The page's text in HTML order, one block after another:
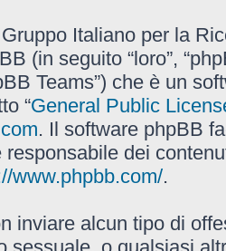
Italiano per la
(in seguito “loro”,
Teams”) che è un
“General Public
. Il software phpBB
responsabile dei
www.phpbb.com/.
inviare alcun tipo di